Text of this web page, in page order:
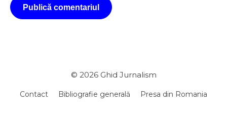
© 2026 Ghid Jurnalism
Contact Bibliografie generală Presa din Romania